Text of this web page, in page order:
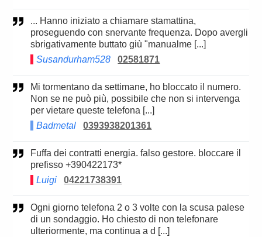
... Hanno iniziato a chiamare stamattina,
proseguendo con snervante frequenza. Dopo avergli
sbrigativamente buttato giù "manualme [...]
Susandurham528
02581871
Mi tormentano da settimane, ho bloccato il numero.
Non se ne può più, possibile che non si intervenga
per vietare queste telefona [...]
Badmetal
0393938201361
Fuffa dei contratti energia. falso gestore. bloccare il
prefisso +390422173*
Luigi
04221738391
Ogni giorno telefona 2 o 3 volte con la scusa palese
di un sondaggio. Ho chiesto di non telefonare
ulteriormente, ma continua a d [...]